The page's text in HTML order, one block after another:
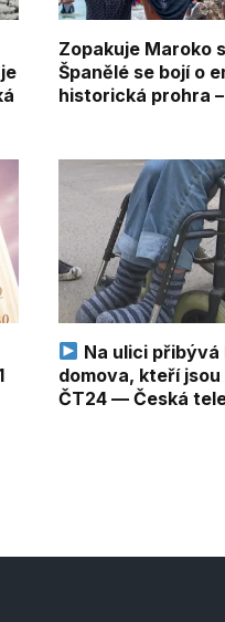
Zopakuje Maroko
Španělé se bojí o
historická prohra
Na ulici přibývá
domova, kteří
ČT24 — Česká